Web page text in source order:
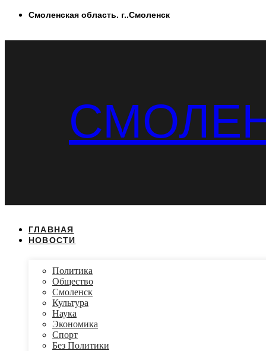
ПерейтиСмоленская область. г..Смоленск
ГЛАВНАЯ
НОВОСТИ
Политика
Общество
Смоленск
Культура
Наука
Экономика
Спорт
Без Политики